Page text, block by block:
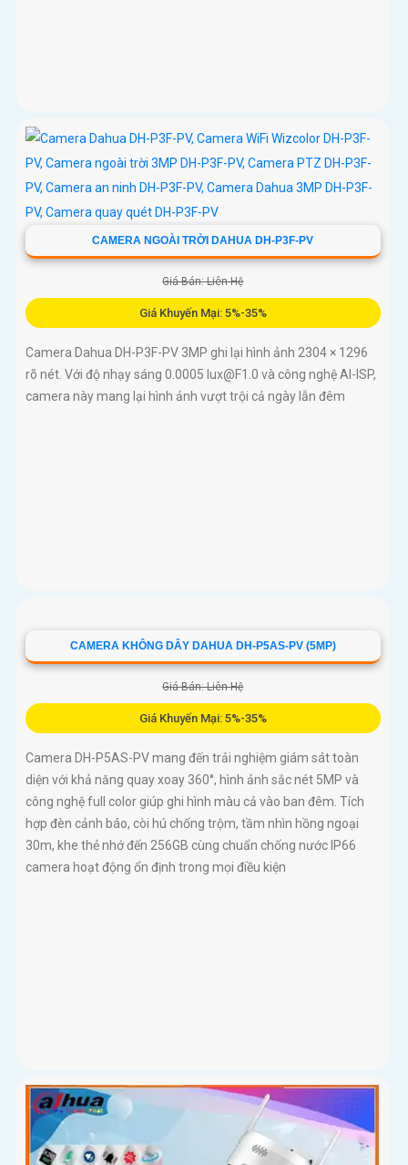
CAMERA NGOÀI TRỜI DAHUA DH-P3F-PV
Giá Bán: Liên Hệ
Giá Khuyến Mại: 5%-35%
Camera Dahua DH-P3F-PV 3MP ghi lại hình ảnh 2304 × 1296
rõ nét. Với độ nhạy sáng 0.0005 lux@F1.0 và công nghệ AI-ISP,
camera này mang lại hình ảnh vượt trội cả ngày lẫn đêm
CAMERA KHÔNG DÂY DAHUA DH-P5AS-PV (5MP)
Giá Bán: Liên Hệ
Giá Khuyến Mại: 5%-35%
Camera DH-P5AS-PV mang đến trải nghiệm giám sát toàn
diện với khả năng quay xoay 360°, hình ảnh sắc nét 5MP và
công nghệ full color giúp ghi hình màu cả vào ban đêm. Tích
hợp đèn cảnh báo, còi hú chống trộm, tầm nhìn hồng ngoại
30m, khe thẻ nhớ đến 256GB cùng chuẩn chống nước IP66
camera hoạt động ổn định trong mọi điều kiện